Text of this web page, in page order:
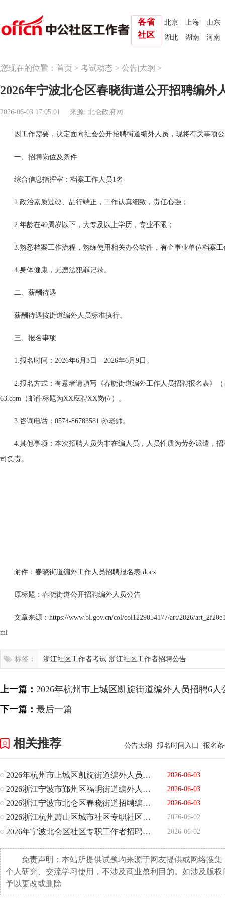
北京 上海
山东
湖北
湖南 河南
各省
社区
您现在的位置： 首页 > 考试动态 > 公告|大纲 >
2026年宁波北仑区春晓街道公开招聘编外
2026-06-03 17:05:01 来源: 北仑政府网
因工作需要，决定面向社会公开招聘街道编外人员，现将有关事项
一、招聘岗位及条件
综合信息指挥室：档案工作人员1名
1.政治素质过硬、品行端正，工作认真细致，责任心强；
2.年龄在40周岁以下，大专及以上学历，专业不限；
3.熟悉档案工作流程，熟练使用相关办公软件，有企事业单位档案
4.身体健康，无违法犯罪记录。
二、薪酬待遇
薪酬待遇按街道编外人员标准执行。
三、报名事项
1.报名时间：2026年6月3日—2026年6月9日。
2.报名方式：有意者请填写《春晓街道编外工作人员招聘报名表》
63.com（邮件标题为XX应聘XX岗位）。
3.咨询电话：0574-86783581 孙老师。
4.其他事项：本次招聘人员为非在编人员，人员性质为劳务派遣，
司负责。
附件： 春晓街道编外工作人员招聘报名表.docx
原标题：春晓街道公开招聘编外人员公告
文章来源：https://www.bl.gov.cn/col/col1229054177/art/2026/
ml
标签： 浙江社区工作者考试 浙江社区工作者招聘公告
上一篇： 2026年杭州市上城区凯旋街道编外人员招聘6人
下一篇： 最后一篇
相关推荐 公告大纲 报名时间入口 报名
2026年杭州市上城区凯旋街道编外人员招聘6人公告 2026-06-03
2026浙江宁波市鄞州区福明街道编外人员招聘1人公告 2026-06-03
2026浙江宁波市北仑区春晓街道招聘编外人员1人公告 2026-06-03
2026浙江杭州萧山区城市社区专职社区工作者和两新组织专职党 2026-06-02
2026年宁波北仑区社区专职工作者招聘26人公告 2026-06-02
免责声明：本站所提供试题均来源于网友提供或网络搜
个人研究、交流学习使用，不涉及商业盈利目的。如涉及版
予以更改或删除